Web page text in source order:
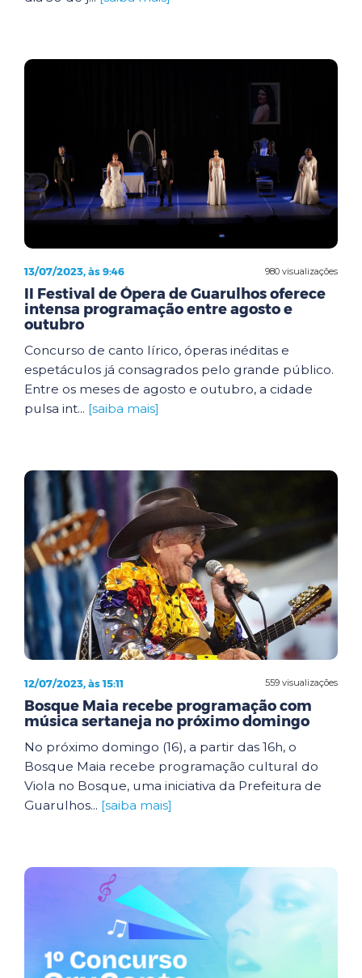
980 visualizações
13/07/2023, às 9:46
II Festival de Ópera de Guarulhos oferece
intensa programação entre agosto e
outubro
Concurso de canto lírico, óperas inéditas e
espetáculos já consagrados pelo grande público.
Entre os meses de agosto e outubro, a cidade
pulsa int... [saiba mais]
559 visualizações
12/07/2023, às 15:11
Bosque Maia recebe programação com
música sertaneja no próximo domingo
No próximo domingo (16), a partir das 16h, o
Bosque Maia recebe programação cultural do
Viola no Bosque, uma iniciativa da Prefeitura de
Guarulhos... [saiba mais]